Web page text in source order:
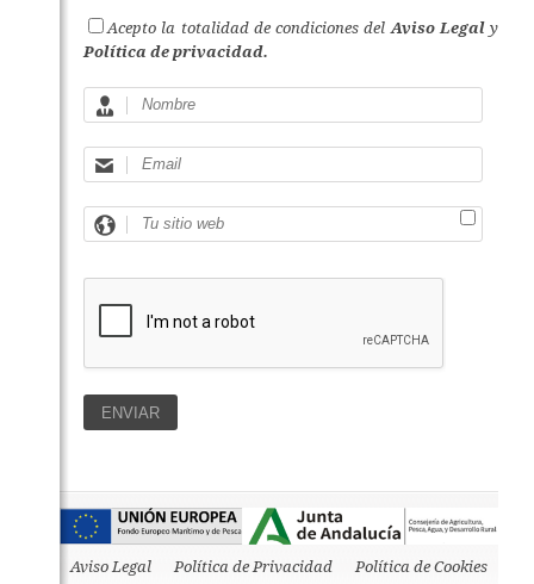
Acepto la totalidad de condiciones delAviso Legaly
Política de privacidad.
Aviso Legal Política de Privacidad Política de Cookies